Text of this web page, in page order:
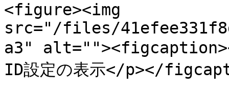
<figure><img
src="/files/
a3"
ID設定の表示</p></